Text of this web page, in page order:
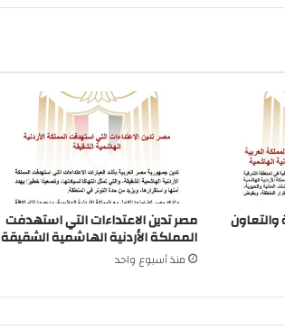
والتعاون مصر تدين الاعتداءات التي استهدفت
المملكة الأردنية الهاشمية الشقيقة
منذ أسبوع واحد